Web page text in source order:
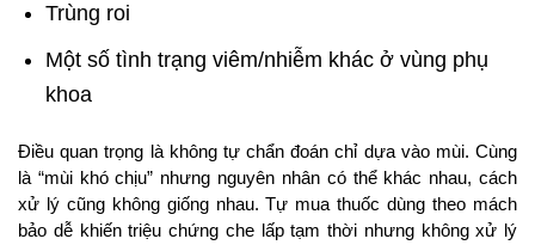
Trùng roi
Một số tình trạng viêm/nhiễm khác ở vùng phụ
khoa
Điều quan trọng là không tự chẩn đoán chỉ dựa vào mùi. Cùng
là “mùi khó chịu” nhưng nguyên nhân có thể khác nhau, cách
xử lý cũng không giống nhau. Tự mua thuốc dùng theo mách
bảo dễ khiến triệu chứng che lấp tạm thời nhưng không xử lý